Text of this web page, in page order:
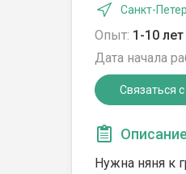
Санкт-
Опыт: 1-10 лет
Дата начала
Связаться
Описание
Нужна няня к